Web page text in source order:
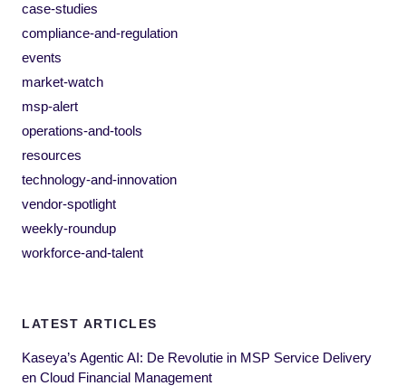
case-studies
compliance-and-regulation
events
market-watch
msp-alert
operations-and-tools
resources
technology-and-innovation
vendor-spotlight
weekly-roundup
workforce-and-talent
LATEST ARTICLES
Kaseya’s Agentic AI: De Revolutie in MSP Service Delivery
en Cloud Financial Management